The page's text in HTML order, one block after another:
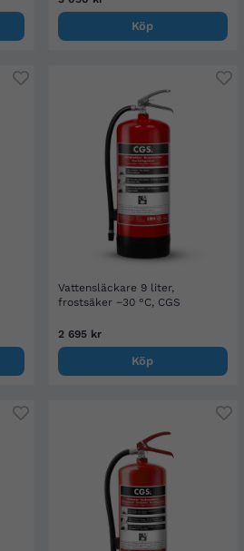
Köp
Vattensläckare 9 liter,
frostsäker −30 °C, CGS
2 695 kr
Köp